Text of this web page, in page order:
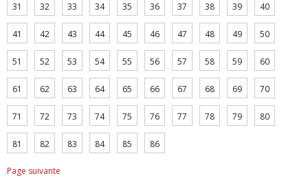
31 32 33 34 35 36 37 38 39 40
41 42 43 44 45 46 47 48 49 50
51 52 53 54 55 56 57 58 59 60
61 62 63 64 65 66 67 68 69 70
71 72 73 74 75 76 77 78 79 80
81 82 83 84 85 86
Page suivante